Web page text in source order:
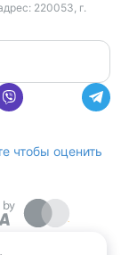
220053, г.
чтобы оценить